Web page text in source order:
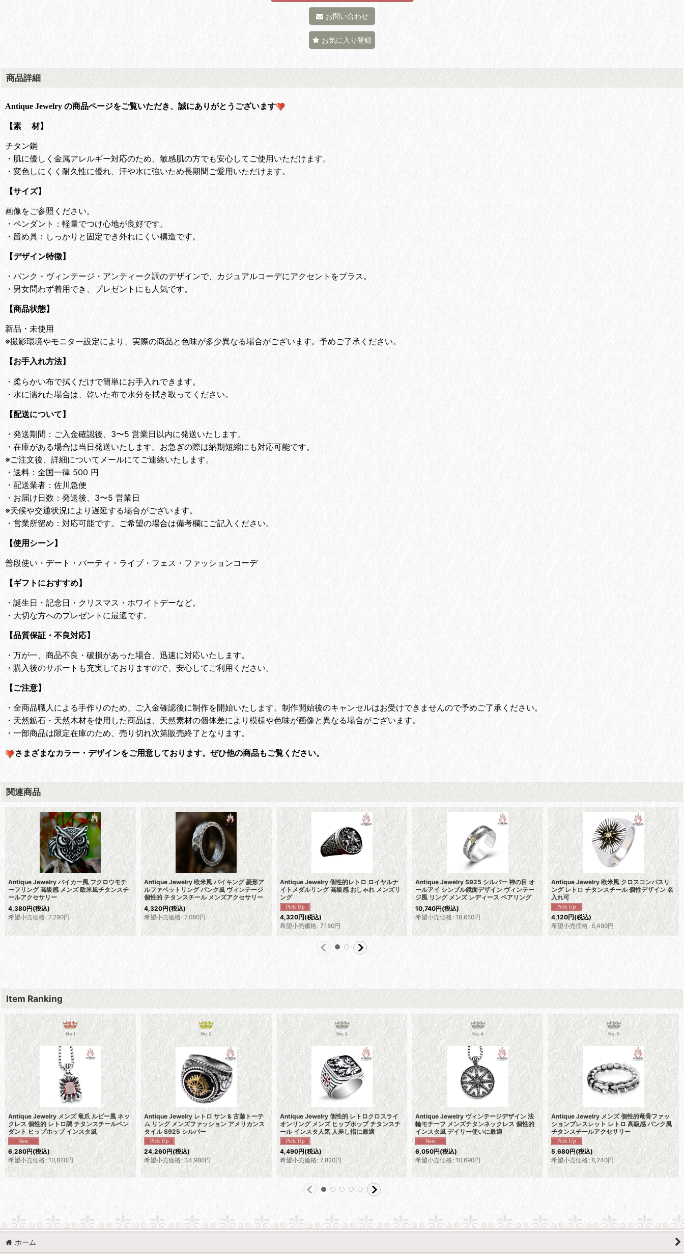
お問い合わせ
お気に入り登録
商品詳細
Antique Jewelry の商品ページをご覧いただき、誠にありがとうございます
【素 材】
チタン鋼
・肌に優しく金属アレルギー対応のため、敏感肌の方でも安心してご使用いただけます。
・変色しにくく耐久性に優れ、汗や水に強いため長期間ご愛用いただけます。
【サイズ】
画像をご参照ください。
・ペンダント：軽量でつけ心地が良好です。
・留め具：しっかりと固定でき外れにくい構造です。
【デザイン特徴】
・ パンク・ヴィンテージ・アンティーク調のデザインで、カジュアルコーデにアクセントをプラス。
・ 男女問わず着用でき、プレゼントにも人気です。
【商品状態】
新品・未使用
※撮影環境やモニター設定により、実際の商品と色味が多少異なる場合がございます。予めご了承ください。
【お手入れ方法】
・ 柔らかい布で拭くだけで簡単にお手入れできます。
・ 水に濡れた場合は、乾いた布で水分を拭き取ってください。
【配送について】
・ 発送期間：ご入金確認後、3〜5 営業日以内に発送いたします。
・ 在庫がある場合は当日発送いたします。お急ぎの際は納期短縮にも対応可能です。
※ご注文後、詳細についてメールにてご連絡いたします。
・ 送料：全国一律 500 円
・ 配送業者：佐川急便
・ お届け日数：発送後、3〜5 営業日
※天候や交通状況により遅延する場合がございます。
・ 営業所留め：対応可能です。ご希望の場合は備考欄にご記入ください。
【使用シーン】
普段使い・デート・パーティ・ライブ・フェス・ファッションコーデ
【ギフトにおすすめ】
・ 誕生日・記念日・クリスマス・ホワイトデーなど。
・ 大切な方へのプレゼントに最適です。
【品質保証・不良対応】
・ 万が一、商品不良・破損があった場合、迅速に対応いたします。
・ 購入後のサポートも充実しておりますので、安心してご利用ください。
【ご注意】
・全商品職人による手作りのため、ご入金確認後に制作を開始いたします。 制作開始後のキャンセルはお受けできませんので予めご了承ください。
・天然鉱石・天然木材を使用した商品は、天然素材の個体差により模様や色味が画像と異なる場合がございます。
・一部商品は限定在庫のため、売り切れ次第販売終了となります。
さまざまなカラー・デザインをご用意しております。 ぜひ他の商品もご覧ください。
関連商品
Antique Jewelry バイカー風 フクロウモチ
ーフリング 高級感 メンズ 欧米風チタンスチ
ールアクセサリー
4,380円(税込)
希望小売価格: 7,290円
Antique Jewelry 欧米風 バイキング 菱形ア
ルファベットリング パンク風 ヴィンテージ
個性的 チタンスチール メンズアクセサリー
4,320円(税込)
希望小売価格: 7,080円
Antique Jewelry 個性的レトロ ロイヤルナ
イトメダルリング 高級感 おしゃれ メンズリ
ング
4,320円(税込)
希望小売価格: 7,180円
Antique Jewelry S925 シルバー 神の目 オ
ールアイ シンプル鏡面デザイン ヴィンテー
ジ風 リング メンズ レディース ペアリング
10,740円(税込)
希望小売価格: 18,650円
Antique Jewelry 欧米風 クロスコンパスリ
ング レトロ チタンスチール 個性デザイン 名
入れ可
4,120円(税込)
希望小売価格: 6,490円
Item Ranking
No.1
Antique Jewelry メンズ 竜爪 ルビー風 ネッ
クレス 個性的 レトロ調 チタンスチールペン
ダント ヒップホップ インスタ風
6,280円(税込)
希望小売価格: 10,820円
No.2
Antique Jewelry レトロ サン & 古藤トーテ
ム リング メンズファッション アメリカンス
タイル S925 シルバー
24,260円(税込)
希望小売価格: 34,980円
No.3
Antique Jewelry 個性的 レトロクロスライ
オンリング メンズ ヒップホップ チタンスチ
ール インスタ人気 人差し指に最適
4,490円(税込)
希望小売価格: 7,820円
No.4
Antique Jewelry ヴィンテージデザイン 法
輪モチーフ メンズチタンネックレス 個性的
インスタ風 デイリー使いに最適
6,050円(税込)
希望小売価格: 10,690円
No.5
Antique Jewelry メンズ 個性的竜骨ファッ
ションブレスレット レトロ 高級感 パンク風
チタンスチールアクセサリー
5,680円(税込)
希望小売価格: 8,240円
ホーム